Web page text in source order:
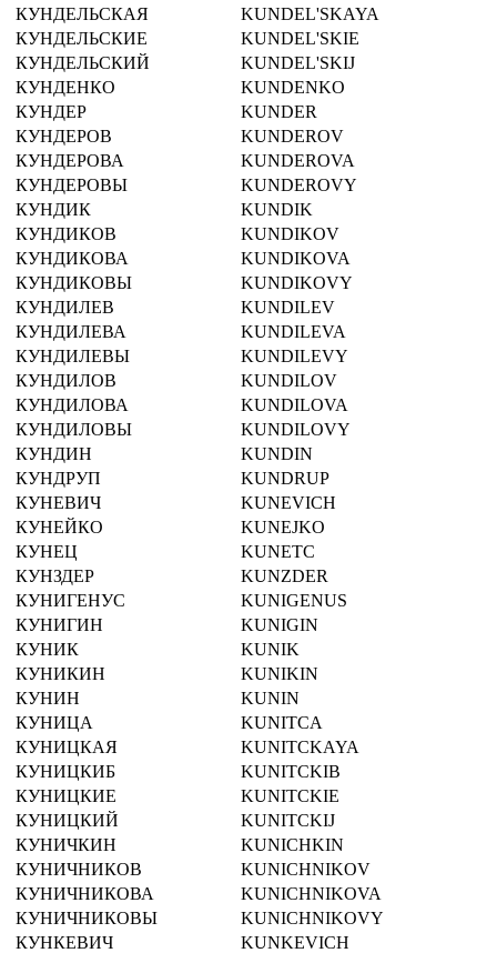
КУНДЕЛЬСКАЯ
KUNDEL'SKAYA
КУНДЕЛЬСКИЕ
KUNDEL'SKIE
КУНДЕЛЬСКИЙ
KUNDEL'SKIJ
КУНДЕНКО
KUNDENKO
КУНДЕР
KUNDER
КУНДЕРОВ
KUNDEROV
КУНДЕРОВА
KUNDEROVA
КУНДЕРОВЫ
KUNDEROVY
КУНДИК
KUNDIK
КУНДИКОВ
KUNDIKOV
КУНДИКОВА
KUNDIKOVA
КУНДИКОВЫ
KUNDIKOVY
КУНДИЛЕВ
KUNDILEV
КУНДИЛЕВА
KUNDILEVA
КУНДИЛЕВЫ
KUNDILEVY
КУНДИЛОВ
KUNDILOV
КУНДИЛОВА
KUNDILOVA
КУНДИЛОВЫ
KUNDILOVY
КУНДИН
KUNDIN
КУНДРУП
KUNDRUP
КУНЕВИЧ
KUNEVICH
КУНЕЙКО
KUNEJKO
КУНЕЦ
KUNETC
КУНЗДЕР
KUNZDER
КУНИГЕНУС
KUNIGENUS
КУНИГИН
KUNIGIN
КУНИК
KUNIK
КУНИКИН
KUNIKIN
КУНИН
KUNIN
КУНИЦА
KUNITCA
КУНИЦКАЯ
KUNITCKAYA
КУНИЦКИБ
KUNITCKIB
КУНИЦКИЕ
KUNITCKIE
КУНИЦКИЙ
KUNITCKIJ
КУНИЧКИН
KUNICHKIN
КУНИЧНИКОВ
KUNICHNIKOV
КУНИЧНИКОВА
KUNICHNIKOVA
КУНИЧНИКОВЫ
KUNICHNIKOVY
КУНКЕВИЧ
KUNKEVICH